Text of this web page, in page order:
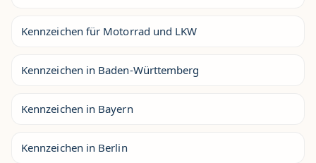
Kennzeichen für Motorrad und LKW
Kennzeichen in Baden-Württemberg
Kennzeichen in Bayern
Kennzeichen in Berlin